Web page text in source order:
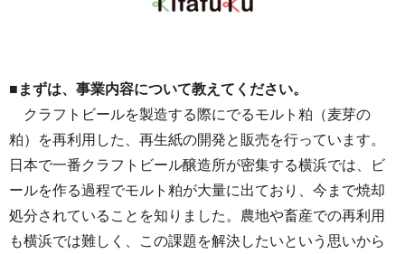
■まずは、事業内容について教えてください。
クラフトビールを製造する際にでるモルト粕（麦芽の
粕）を再利用した、再生紙の開発と販売を行っています。
日本で一番クラフトビール醸造所が密集する横浜では、ビ
ールを作る過程でモルト粕が大量に出ており、今まで焼却
処分されていることを知りました。農地や畜産での再利用
も横浜では難しく、この課題を解決したいという思いから